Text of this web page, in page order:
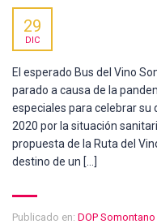
29
DIC
El esperado Bus del Vino
parado a causa de la
especiales para celebrar su
2020 por la situación
propuesta de la Ruta del
destino de un […]
Publicado en: DOP Somontano